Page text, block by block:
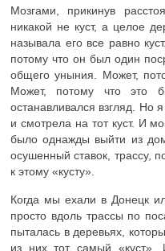
Мозгами, прикинув
никакой не куст, а целое
называла его все равно
потому что он был один
общего уныния. Может,
Может, потому что это
останавливался взгляд. Но
и смотрела на тот куст. И
было однажды выйти из
осушенный ставок, трассу,
к этому «кусту».
Когда мы ехали в Донецк
просто вдоль трассы по
пыталась в деревьях,
из них тот самый